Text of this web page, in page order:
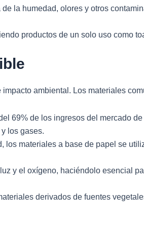
la humedad, olores y otros
productos de un solo uso como
ambiental. Los materiales
69% de los ingresos del mercado
los gases.
materiales a base de papel se
y el oxígeno, haciéndolo esencial
derivados de fuentes